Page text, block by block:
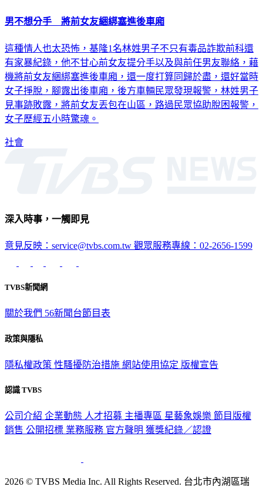
男不想分手 將前女友綑綁塞進後車廂
這種情人也太恐怖，基隆1名林姓男子不只有毒品詐欺前科還
有家暴紀錄，他不甘心前女友提分手以及與前任男友聯絡，藉
機將前女友綑綁塞進後車廂，還一度打算同歸於盡，還好當時
女子掙脫，腳露出後車廂，後方車輛民眾發現報警，林姓男子
見事跡敗露，將前女友丟包在山區，路過民眾協助脫困報警，
女子歷經五小時驚魂。
社會
深入時事，一觸即見
意見反映：service@tvbs.com.tw 觀眾服務專線：02-2656-1599
TVBS新聞網
關於我們 56新聞台節目表
政策與隱私
隱私權政策 性騷擾防治措施 網站使用協定 版權宣告
認識 TVBS
公司介紹 企業動態 人才招募 主播專區 星藝象娛樂 節目版權
銷售 公開招標 業務服務 官方聲明 獲獎紀錄／認證
2026 © TVBS Media Inc. All Rights Reserved. 台北市內湖區瑞